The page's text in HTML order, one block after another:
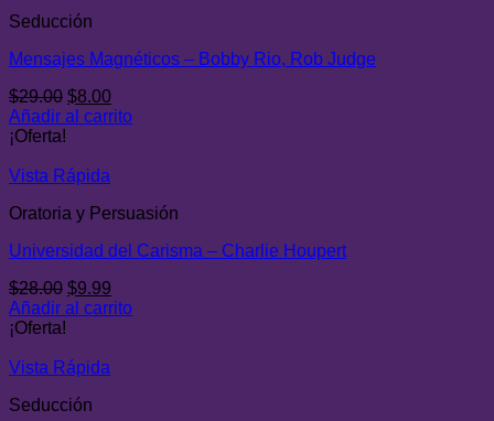
Seducción
Mensajes Magnéticos – Bobby Rio, Rob Judge
$29.00 El
precio
$29.00.
$8.00El
precio
Añadir al carrito
¡Oferta!
Vista Rápida
Oratoria y Persuasión
Universidad del Carisma – Charlie Houpert
$28.00 El
precio
$28.00.
$9.99
precio
Añadir al carrito
¡Oferta!
Vista Rápida
Seducción